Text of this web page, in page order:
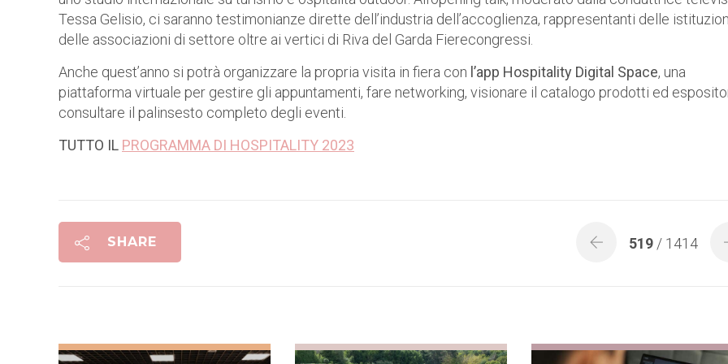
Tessa Gelisio, ci saranno testimonianze dirette dell’industria dell’accoglienza, rappresentanti delle
delle associazioni di settore oltre ai vertici di Riva del Garda Fierecongressi.
Anche quest’anno si potrà organizzare la propria visita in fiera con l’app Hospitality Digital Space, una
piattaforma virtuale per gestire gli appuntamenti, fare networking, visionare il catalogo prodotti ed
consultare il palinsesto completo degli eventi.
TUTTO IL PROGRAMMA DI HOSPITALITY 2023
SHARE 519 / 1414